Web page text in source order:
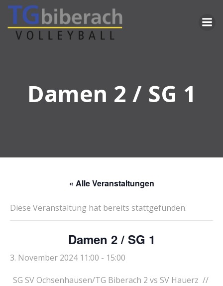
Inhalt
springen
Damen 2 / SG 1
« Alle Veranstaltungen
Diese Veranstaltung hat bereits stattgefunden.
Damen 2 / SG 1
3. November 2024 11:00 - 15:00
SG SV Ochsenhausen/TG Biberach 2 vs SV Hauerz //